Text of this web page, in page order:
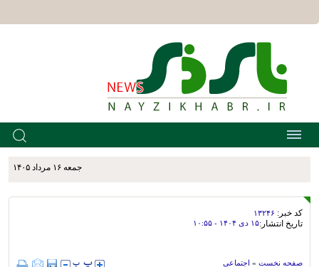
جمعه ۱۶ مرداد ۱۴۰۵
کد خبر: ۱۳۲۴۶
تاریخ انتشار:۱۵ دی ۱۴۰۴ - ۱۰:۵۵
صفحه نخست » اجتماعی